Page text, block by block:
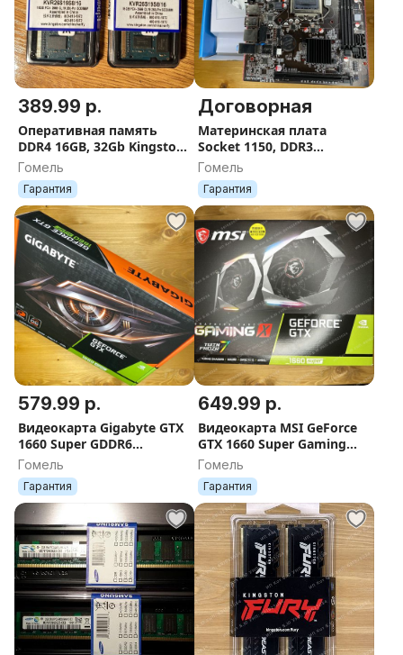
389.99 р.
Оперативная память
DDR4 16GB, 32Gb Kingston
для ноутбука
Гомель
Гарантия
Договорная
Материнская плата
Socket 1150, DDR3
гарантия
Гомель
Гарантия
579.99 р.
Видеокарта Gigabyte GTX
1660 Super GDDR6
Гарантия
Гомель
Гарантия
649.99 р.
Видеокарта MSI GeForce
GTX 1660 Super Gaming
GDDR6. Гарантия
Гомель
Гарантия